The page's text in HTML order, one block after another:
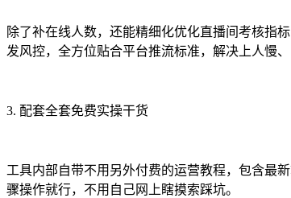
除了补在线人数，还能精细化优化直播间考核指
发风控，全方位贴合平台推流标准，解决上人慢
3. 配套全套免费实操干货
工具内部自带不用另外付费的运营教程，包含最
骤操作就行，不用自己网上瞎摸索踩坑。